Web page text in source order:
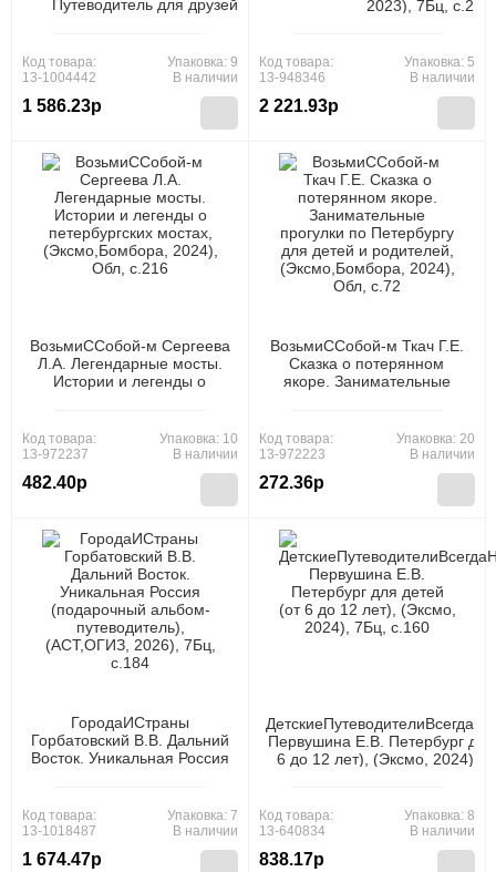
Путеводитель для друзей, (АСТ,ОГИЗ,
Код товара:
13-1004442
1 586.23р
Упаковка: 9
В наличии
2023), 7Бц, c.256
Код товара:
13-948346
2 221.93р
Упаковка: 5
В наличии
ВозьмиССобой-м Сергеева
Л.А. Легендарные мосты.
Истории и легенды о
Обл, c.216
Код товара:
13-972237
482.40р
Упаковка: 10
В наличии
ВозьмиССобой-м Ткач Г.Е.
Сказка о потерянном
якоре. Занимательные
(Эксмо,Бомбора, 2024),
Код товара:
13-972223
272.36р
Упаковка: 20
В наличии
ГородаИСтраны
Горбатовский В.В. Дальний
Восток. Уникальная Россия
2026), 7Бц, c.184
Код товара:
13-1018487
1 674.47р
Упаковка: 7
В наличии
Первушина Е.В. Петербург
6 до 12 лет), (Эксмо, 2024),
Код товара:
13-640834
838.17р
Упаковка: 8
В наличии